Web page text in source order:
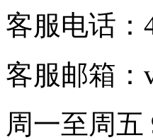
客服电话：
客服邮箱：
周一至周五